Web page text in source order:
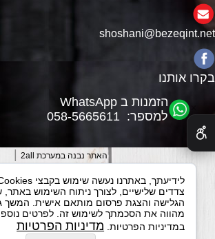
shoshani@bezeqint.net
בקרו אותנו
הזמנות ב WhatsApp
למספר: 058-5665611
האתר נבנה במערכת 2all
צדדים שלישיים, לצורך ניתוח השימוש באתר,
הגלישה והצגת פרסום מותאם אישית. המשך
מהווה את הסכמתך לשימוש זה. לפרטים
במדיניות הפרטיות. מדיניות הפרטיות